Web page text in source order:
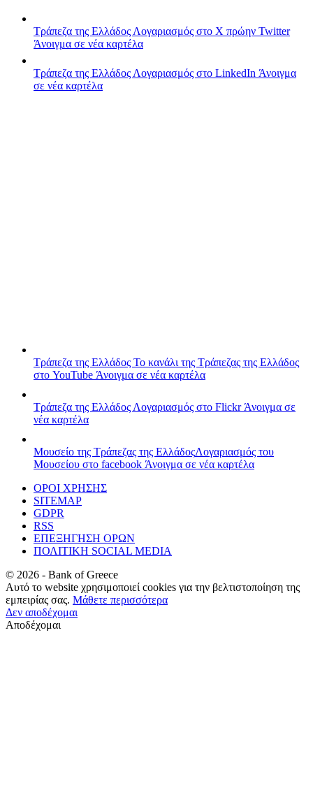
Τράπεζα της Ελλάδος Λογαριασμός στο X πρώην Twitter
Άνοιγμα σε νέα καρτέλα
Τράπεζα της Ελλάδος Λογαριασμός στο LinkedIn Άνοιγμα
σε νέα καρτέλα
Τράπεζα της Ελλάδος Το κανάλι της Τράπεζας της Ελλάδος
στο YouTube Άνοιγμα σε νέα καρτέλα
Τράπεζα της Ελλάδος Λογαριασμός στο FlickrΆνοιγμα σε
νέα καρτέλα
Μουσείο της Τράπεζας της ΕλλάδοςΛογαριασμός του
Μουσείου στο facebook Άνοιγμα σε νέα καρτέλα
ΟΡΟΙ ΧΡΗΣΗΣ
SITEMAP
GDPR
RSS
ΕΠΕΞΗΓΗΣΗ ΟΡΩΝ
ΠΟΛΙΤΙΚΗ SOCIAL MEDIA
© 2026 - Bank of Greece
Αυτό το website χρησιμοποιεί cookies για την βελτιστοποίηση της
εμπειρίας σας. Μάθετε περισσότερα
Δεν αποδέχομαι
Αποδέχομαι